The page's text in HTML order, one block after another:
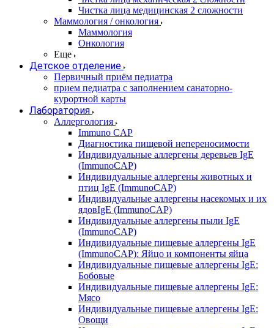
Чистка лица медицинская 2 сложности
Маммология / онкология
Маммология
Онкология
Еще
Детское отделение
Первичный приём педиатра
прием педиатра с заполнением санаторно-
курортной карты
Лаборатория
Аллергология
Immuno CAP
Диагностика пищевой непереносимости
Индивидуальные аллергены деревьев IgE
(ImmunoCAP)
Индивидуальные аллергены животных и
птиц IgE (ImmunoCAP)
Индивидуальные аллергены насекомых и их
ядовIgE (ImmunoCAP)
Индивидуальные аллергены пыли IgE
(ImmunoCAP)
Индивидуальные пищевые аллергены IgE
(ImmunoCAP): Яйцо и компоненты яйца
Индивидуальные пищевые аллергены IgE:
Бобовые
Индивидуальные пищевые аллергены IgE:
Мясо
Индивидуальные пищевые аллергены IgE:
Овощи